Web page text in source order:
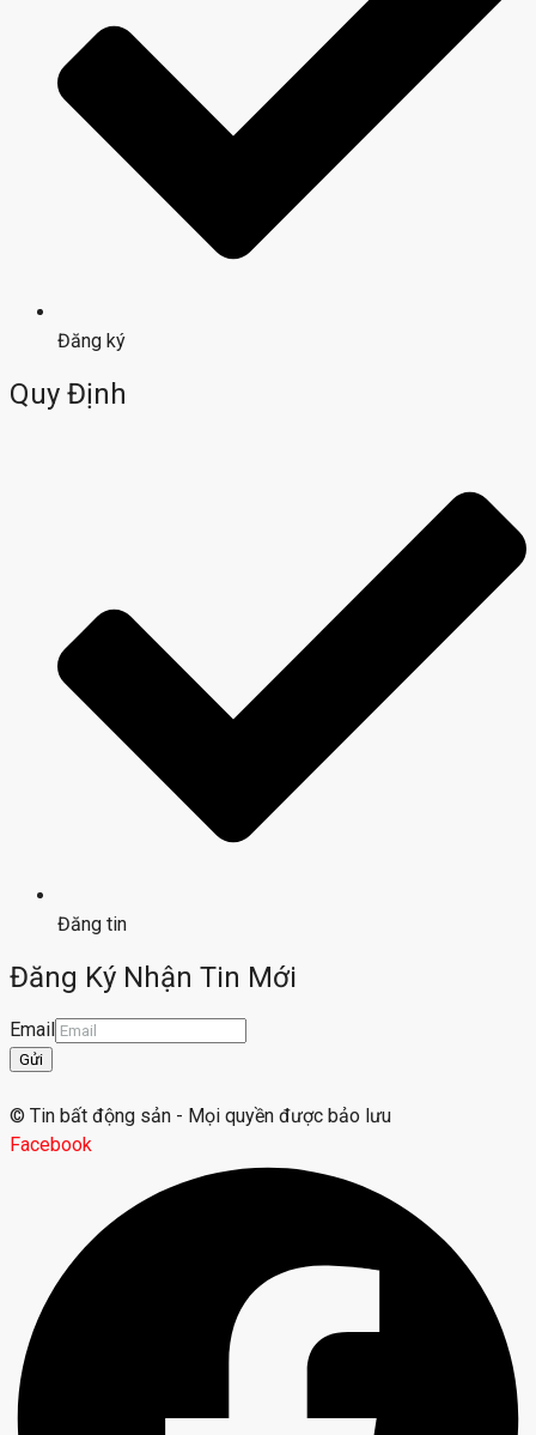
Đăng ký
Quy Định
Đăng tin
Đăng Ký Nhận Tin Mới
Email
Gửi
© Tin bất động sản - Mọi quyền được bảo lưu
Facebook